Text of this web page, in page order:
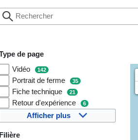
de page
Vidéo
142
Portrait de ferme 35
Fiche technique 21
Retour d'expérience 6
Afficher plus
Filière